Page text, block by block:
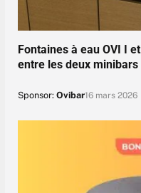
Fontaines à eau OVI I
entre les deux
Sponsor: Ovibar16 mars 2026